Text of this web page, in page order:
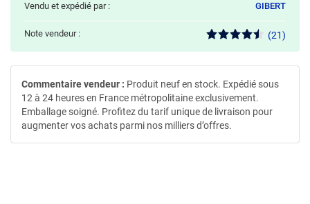
Vendu et expédié par : GIBERT
Note vendeur : (21)
Commentaire vendeur : Produit neuf en stock. Expédié sous
12 à 24 heures en France métropolitaine exclusivement.
Emballage soigné. Profitez du tarif unique de livraison pour
augmenter vos achats parmi nos milliers d’offres.